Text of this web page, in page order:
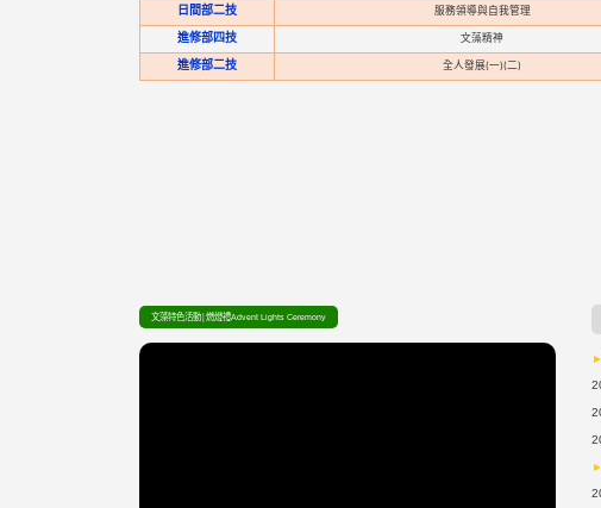
日間部二技 服務領導與自我管理
進修部四技 文藻精神
進修部二技 全人發展(一)(二)
文藻特色活動│燃燈禮Advent Lights Ceremony